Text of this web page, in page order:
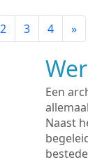
2 3 4 »
Een
Naast